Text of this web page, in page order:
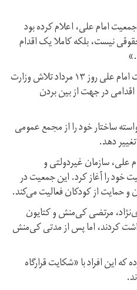
امام علی، اعلام کرده بود
نیست، بلکه کاملا یک اقدام
پیشتر نیز هزار عضو داوطلب جمعیت امام علی روز ۱۳ مرداد تلاش وزارت
اقدامی در جهت از بین بردن
ساختار خود را از مجمع عمومی
دهد.
علی، سازمان غیردولتی و
است که از سال ۷۸ فعالیت خود را آغاز کرد. این جمعیت در
و حمایت از کودکان فعالیت می‌کند.
مرتضی کی‌منش و کتایون
کردند، اما پس از مدتی کی‌منش
این افراد با «شکایت قرارگاه